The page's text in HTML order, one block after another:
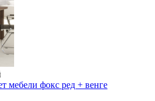
мебели фокс ред + венге